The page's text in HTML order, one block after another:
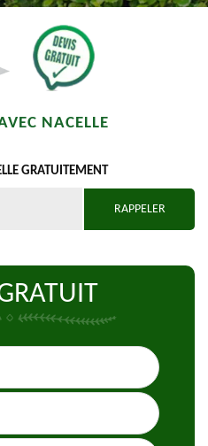
NACELLE
GRATUITEMENT